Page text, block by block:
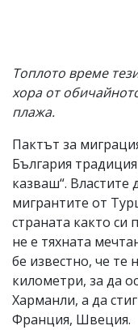
Топлото време
хора от
плажа.
Пактът за
България
казваш“. Властите
мигрантите от
страната както си
не е тяхната
бе известно, че те
километри, за да
Харманли, а да
Франция, Швеция.